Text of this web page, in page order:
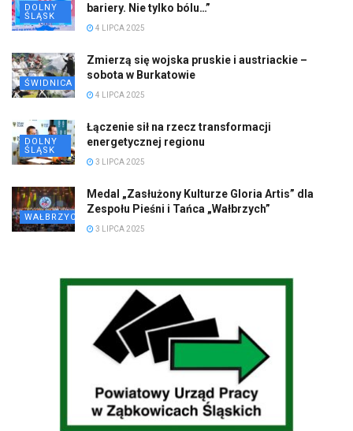
DOLNY
ŚLĄSK
bariery. Nie tylko bólu…”
4 LIPCA 2025
ŚWIDNICA
Zmierzą się wojska pruskie i austriackie –
sobota w Burkatowie
4 LIPCA 2025
DOLNY
ŚLĄSK
Łączenie sił na rzecz transformacji
energetycznej regionu
3 LIPCA 2025
WAŁBRZYCH
Medal „Zasłużony Kulturze Gloria Artis” dla
Zespołu Pieśni i Tańca „Wałbrzych”
3 LIPCA 2025